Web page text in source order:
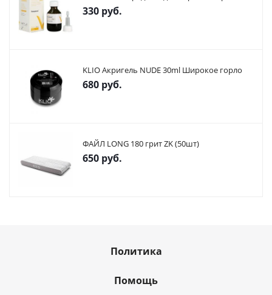
330 руб.
KLIO Акригель NUDE 30ml Широкое горло
680 руб.
ФАЙЛ LONG 180 грит ZK (50шт)
650 руб.
Политика
Помощь